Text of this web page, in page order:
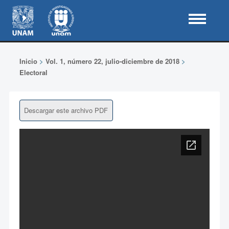
Inicio> Vol. 1, número 22, julio-diciembre de 2018>
Electoral
Descargar este archivo PDF